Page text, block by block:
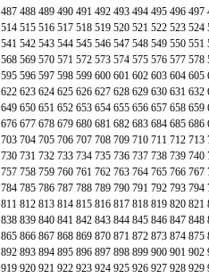
487 488 489 490 491 492 493 494 495 496 497
514 515 516 517 518 519 520 521 522 523 524
541 542 543 544 545 546 547 548 549 550 551
568 569 570 571 572 573 574 575 576 577 578
595 596 597 598 599 600 601 602 603 604 605
622 623 624 625 626 627 628 629 630 631 632
649 650 651 652 653 654 655 656 657 658 659
676 677 678 679 680 681 682 683 684 685 686
703 704 705 706 707 708 709 710 711 712 713
730 731 732 733 734 735 736 737 738 739 740
757 758 759 760 761 762 763 764 765 766 767
784 785 786 787 788 789 790 791 792 793 794
811 812 813 814 815 816 817 818 819 820 821
838 839 840 841 842 843 844 845 846 847 848
865 866 867 868 869 870 871 872 873 874 875
892 893 894 895 896 897 898 899 900 901 902
919 920 921 922 923 924 925 926 927 928 929